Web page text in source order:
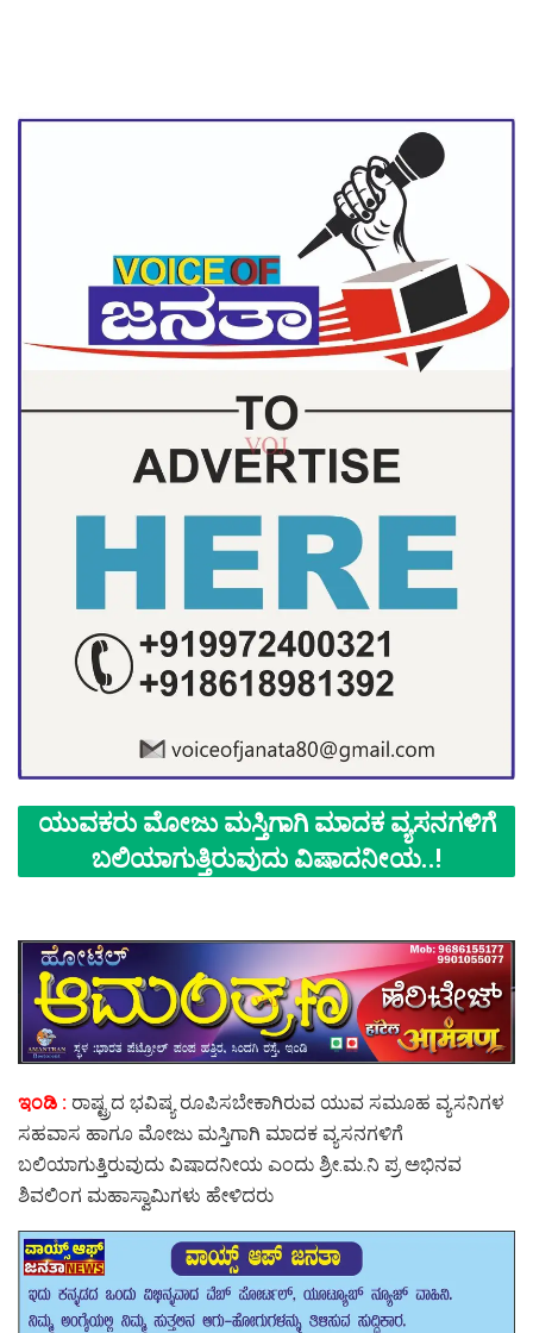
ಯುವಕರು ಮೋಜು ಮಸ್ತಿಗಾಗಿ ಮಾದಕ ವ್ಯಸನಗಳಿಗೆ
ಬಲಿಯಾಗುತ್ತಿರುವುದು ವಿಷಾದನೀಯ..!
ಇಂಡಿ : ರಾಷ್ಟ್ರದ ಭವಿಷ್ಯ ರೂಪಿಸಬೇಕಾಗಿರುವ ಯುವ ಸಮೂಹ ವ್ಯಸನಿಗಳ
ಸಹವಾಸ ಹಾಗೂ ಮೋಜು ಮಸ್ತಿಗಾಗಿ ಮಾದಕ ವ್ಯಸನಗಳಿಗೆ
ಬಲಿಯಾಗುತ್ತಿರುವುದು ವಿಷಾದನೀಯ ಎಂದು ಶ್ರೀ.ಮ.ನಿ ಪ್ರ ಅಭಿನವ
ಶಿವಲಿಂಗ ಮಹಾಸ್ವಾಮಿಗಳು ಹೇಳಿದರು